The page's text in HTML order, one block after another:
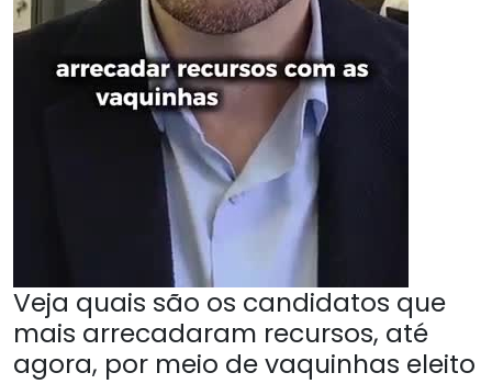
Veja quais são os candidatos que
mais arrecadaram recursos, até
agora, por meio de vaquinhas eleito